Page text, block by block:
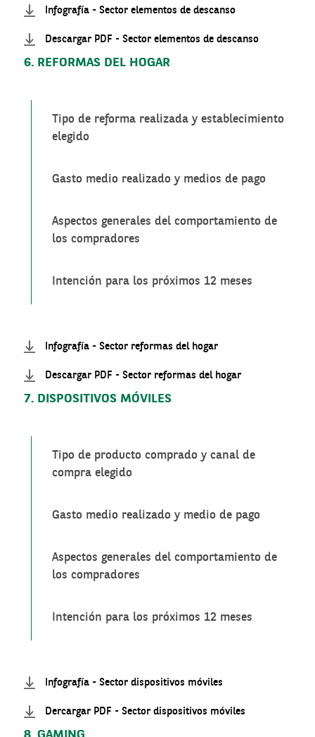
Infografía - Sector elementos de descanso
Descargar PDF - Sector elementos de descanso
6. REFORMAS DEL HOGAR
Tipo de reforma realizada y establecimiento
elegido
Gasto medio realizado y medios de pago
Aspectos generales del comportamiento de
los compradores
Intención para los próximos 12 meses
Infografía - Sector reformas del hogar
Descargar PDF - Sector reformas del hogar
7. DISPOSITIVOS MÓVILES
Tipo de producto comprado y canal de
compra elegido
Gasto medio realizado y medio de pago
Aspectos generales del comportamiento de
los compradores
Intención para los próximos 12 meses
Infografía - Sector dispositivos móviles
Dercargar PDF - Sector dispositivos móviles